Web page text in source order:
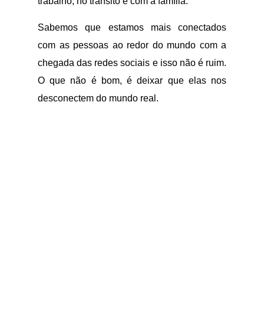
Sabemos que estamos mais conectados
com as pessoas ao redor do mundo com a
chegada das redes sociais e isso não é ruim.
O que não é bom, é deixar que elas nos
desconectem do mundo real.